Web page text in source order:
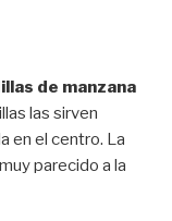
de manzana
las sirven
en el centro. La
parecido a la